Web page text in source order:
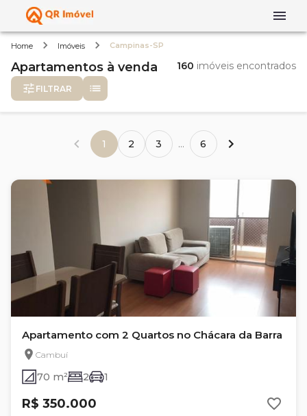
Home Imóveis Campinas-SP
Apartamentos à venda 160 imóveis encontrados
FILTRAR
1 2 3 ... 6
Apartamento com 2 Quartos no Chácara da Barra
Cambuí
70 m² 2 1
R$ 350.000